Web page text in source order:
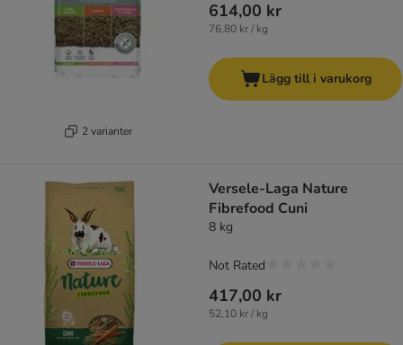
2 varianter
614,00 kr
76,80 kr / kg
Lägg till i varukorg
Versele-Laga Nature
Fibrefood Cuni
8 kg
417,00 kr
52,10 kr / kg
Not Rated